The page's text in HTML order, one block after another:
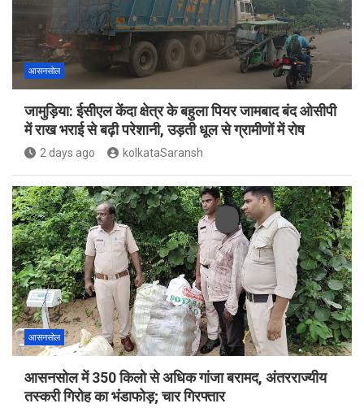
आसनसोल
जामुड़िया: ईसीएल केंदा क्षेत्र के बहुला पियर जामबाद बंद ओसीपी
में राख भराई से बढ़ी परेशानी, उड़ती धूल से ग्रामीणों में रोष
2 days ago kolkataSaransh
आसनसोल
आसनसोल में 350 किलो से अधिक गांजा बरामद, अंतरराज्यीय
तस्करी गिरोह का भंडाफोड़; चार गिरफ्तार